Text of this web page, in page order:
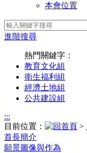
本會位置
進階搜尋
熱門關鍵字：
教育文化組
衛生福利組
經濟土地組
公共建設組
:::
目前位置：
>
首長簡介
願景圖像與作為